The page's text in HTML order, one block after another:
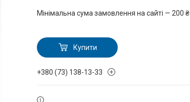
Мінімальна сума замовлення на сайті — 200 ₴
Купити
+380 (73) 138-13-33